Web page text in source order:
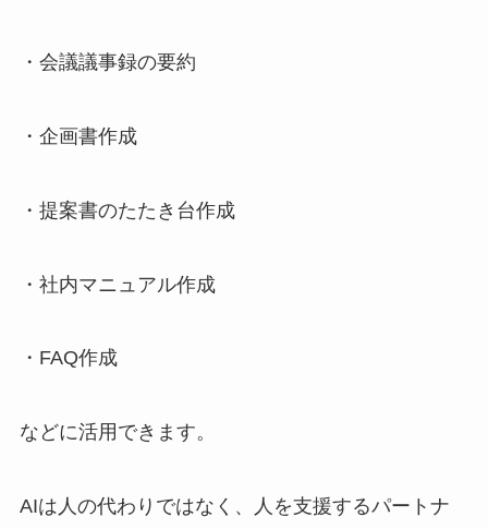
・会議議事録の要約
・企画書作成
・提案書のたたき台作成
・社内マニュアル作成
・FAQ作成
などに活用できます。
AIは人の代わりではなく、人を支援するパートナ